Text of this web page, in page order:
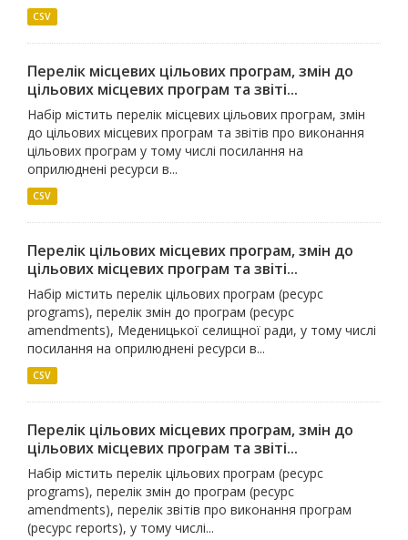
CSV
Перелік місцевих цільових програм, змін до
цільових місцевих програм та звіті...
Набір містить перелік місцевих цільових програм, змін
до цільових місцевих програм та звітів про виконання
цільових програм у тому числі посилання на
оприлюднені ресурси в...
CSV
Перелік цільових місцевих програм, змін до
цільових місцевих програм та звіті...
Набір містить перелік цільових програм (ресурс
programs), перелік змін до програм (ресурс
amendments), Меденицької селищної ради, у тому числі
посилання на оприлюднені ресурси в...
CSV
Перелік цільових місцевих програм, змін до
цільових місцевих програм та звіті...
Набір містить перелік цільових програм (ресурс
programs), перелік змін до програм (ресурс
amendments), перелік звітів про виконання програм
(ресурс reports), у тому числі...